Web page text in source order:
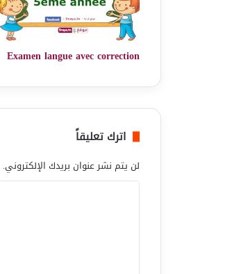
Examen langue avec correction
اترك تعليقاً
لن يتم نشر عنوان بريدك الإلكتروني.